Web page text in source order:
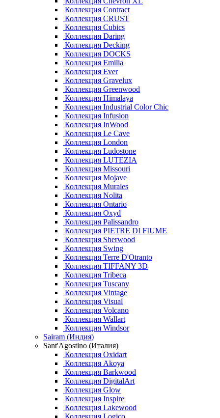
Коллекция Contract
Коллекция CRUST
Коллекция Cubics
Коллекция Daring
Коллекция Decking
Коллекция DOCKS
Коллекция Emilia
Коллекция Ever
Коллекция Gravelux
Коллекция Greenwood
Коллекция Himalaya
Коллекция Industrial Color Chic
Коллекция Infusion
Коллекция InWood
Коллекция Le Cave
Коллекция London
Коллекция Ludostone
Коллекция LUTEZIA
Коллекция Missouri
Коллекция Mojave
Коллекция Murales
Коллекция Nolita
Коллекция Ontario
Коллекция Oxyd
Коллекция Palissandro
Коллекция PIETRE DI FIUME
Коллекция Sherwood
Коллекция Swing
Коллекция Terre D'Otranto
Коллекция TIFFANY 3D
Коллекция Tribeca
Коллекция Tuscany
Коллекция Vintage
Коллекция Visual
Коллекция Volcano
Коллекция Wallart
Коллекция Windsor
Sairam (Индия)
Sant'Agostino (Италия)
Коллекция Oxidart
Коллекция Akoya
Коллекция Barkwood
Коллекция DigitalArt
Коллекция Glow
Коллекция Inspire
Коллекция Lakewood
Коллекция Logico